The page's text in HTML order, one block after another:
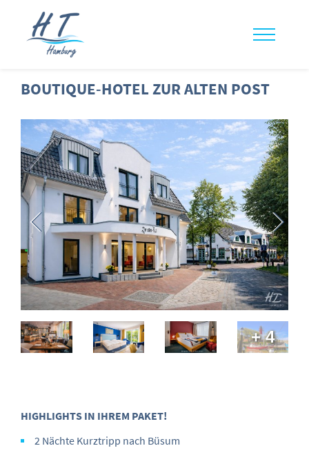
BOUTIQUE-HOTEL ZUR ALTEN POST
+ 4
HIGHLIGHTS IN IHREM PAKET!
2 Nächte Kurztripp nach Büsum